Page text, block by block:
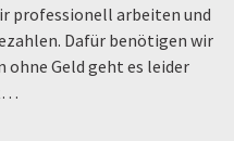
professionell arbeiten und
Dafür benötigen wir
ohne Geld geht es leider